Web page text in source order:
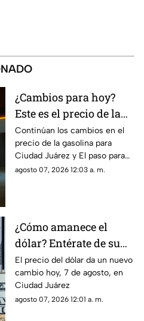
¿Cambios para hoy?
Este es el precio de la
gasolina para Ciudad
Juárez y El Paso
Continúan los cambios en el
precio de la gasolina para
Ciudad Juárez y El paso para
hoy, 7 de agosto
agosto 07, 2026 12:03 a. m.
¿Cómo amanece el
dólar? Entérate de su
precio hoy, 7 de agosto,
en Ciudad Juárez
El precio del dólar da un nuevo
cambio hoy, 7 de agosto, en
Ciudad Juárez
agosto 07, 2026 12:01 a. m.